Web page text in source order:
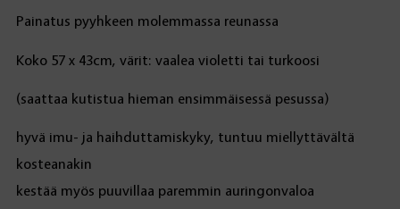
Painatus pyyhkeen molemmassa reunassa
Koko 57 x 43cm, värit: vaalea violetti tai turkoosi
(saattaa kutistua hieman ensimmäisessä pesussa)
hyvä imu- ja haihduttamiskyky, tuntuu miellyttävältä
kosteanakin
kestää myös puuvillaa paremmin auringonvaloa